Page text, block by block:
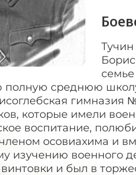
среднюю
которые имели
воспитание,
членом осовиахима и
изучению военного
винтовки и был в